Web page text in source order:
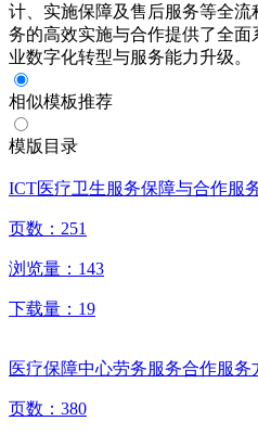
计、实施保障及售后服务等全
务的高效实施与合作提供了全
业数字化转型与服务能力升级。
相似模板推荐
模版目录
ICT医疗卫生服务保障与合作服
页数： 251
浏览量： 143
下载量： 19
医疗保障中心劳务服务合作服务
页数： 380